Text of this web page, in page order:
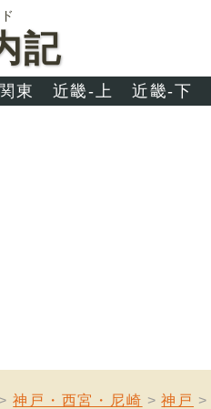
記
関東 近畿-上 近畿-下
神戸・西宮・尼崎 神戸